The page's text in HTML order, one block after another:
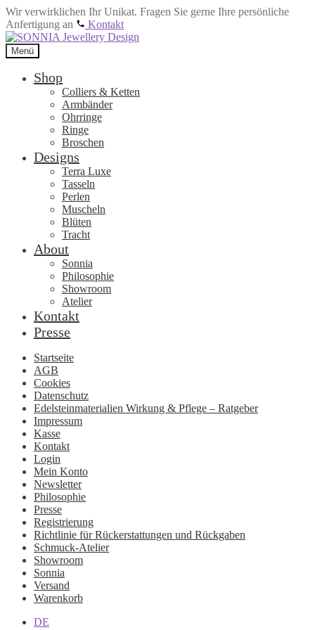
Wir verwirklichen Ihr Unikat. Fragen Sie gerne Ihre persönliche
Anfertigung an
Kontakt
Zur
Navigation
springen
Zum
Inhalt
springen
Menü
Shop
Colliers & Ketten
Armbänder
Ohrringe
Ringe
Broschen
Designs
Terra Luxe
Tasseln
Perlen
Muscheln
Blüten
Tracht
About
Sonnia
Philosophie
Showroom
Atelier
Kontakt
Presse
Startseite
AGB
Cookies
Datenschutz
Edelsteinmaterialien Wirkung & Pflege – Ratgeber
Impressum
Kasse
Kontakt
Login
Mein Konto
Newsletter
Philosophie
Presse
Registrierung
Richtlinie für Rückerstattungen und Rückgaben
Schmuck-Atelier
Showroom
Sonnia
Versand
Warenkorb
DE